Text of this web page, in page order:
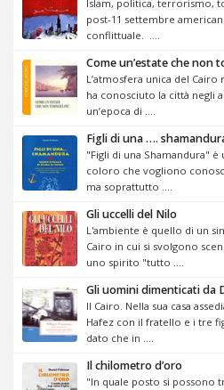
Islam, politica, terrorismo,
post-11 settembre
conflittuale. ....
Come un’estate che non
L’atmosfera unica del
ha conosciuto la città negli
un’epoca di ....
Figli di una ….
"Figli di una Shamandura"
coloro che vogliono
ma soprattutto ....
Gli uccelli del Nilo
L'ambiente è quello di un
Cairo in cui si svolgono
uno spirito "tutto ....
Gli uomini dimenticati da
II Cairo. Nella sua casa
Hafez con il fratello e i tre
dato che in ....
Il chilometro d’oro
"In quale posto si possono